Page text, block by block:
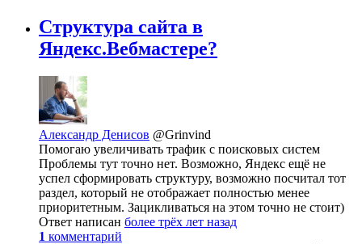
Структура сайта в
Яндекс.Вебмастере?
Александр Денисов @Grinvind
Помогаю увеличивать трафик с поисковых систем
Проблемы тут точно нет. Возможно, Яндекс ещё не
успел сформировать структуру, возможно посчитал тот
раздел, который не отображает полностью менее
приоритетным. Зацикливаться на этом точно не стоит)
Ответ написан более трёх лет назад
1 комментарий